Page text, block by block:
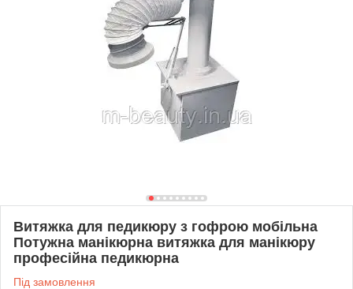
Витяжка для педикюру з гофрою мобільна
Потужна манікюрна витяжка для манікюру
професійна педикюрна
Під замовлення